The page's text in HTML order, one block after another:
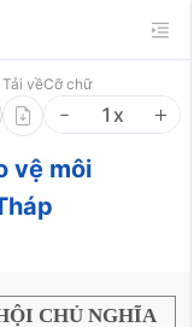
Tải vềCỡ chữ
1 x
vệ môi
CHỦ NGHĨA